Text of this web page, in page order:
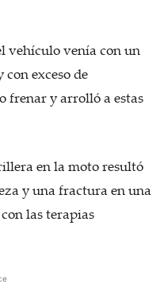
vehículo venía con un
exceso de
frenar y arrolló a estas
en la moto resultó
y una fractura en una
las terapias